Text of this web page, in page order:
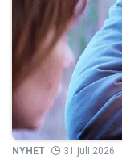
NYHET 31 juli 2026